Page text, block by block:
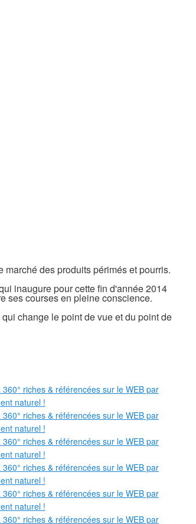
marché des produits périmés et pourris.
inaugure pour cette fin d'année 2014
ses courses en pleine conscience.
change le point de vue et du point de